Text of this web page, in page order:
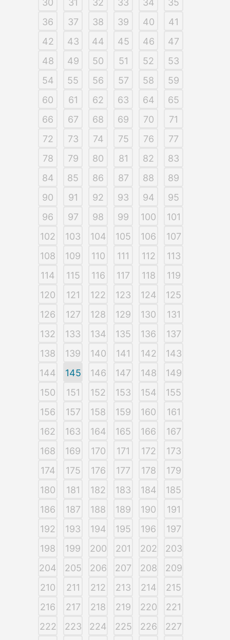
30 31 32 33 34
35
36
37 38 39 40
41
42
43 44 45 46
47
48
49 50 51 52
53
54
55 56 57 58
59
60
61 62 63 64
65
66
67 68 69 70
71
72
73 74 75 76
77
78
79 80 81 82
83
84
85 86 87 88
89
90
91 92 93 94
95
96
97 98 99 100
101
102
103 104 105 106
107
108
109 110 111 112
113
114
115 116 117 118
119
120
121 122 123 124
125
126
127 128 129 130
131
132
133 134 135 136
137
138
139 140 141 142
143
144
145 146 147 148
149
150
151 152 153 154
155
156
157 158 159 160
161
162
163 164 165 166
167
168
169 170 171 172
173
174
175 176 177 178
179
180
181 182 183 184
185
186
187 188 189 190
191
192
193 194 195 196
197
198
199 200 201 202
203
204
205 206 207 208
209
210
211 212 213 214
215
216
217 218 219 220
221
222
223 224 225 226
227